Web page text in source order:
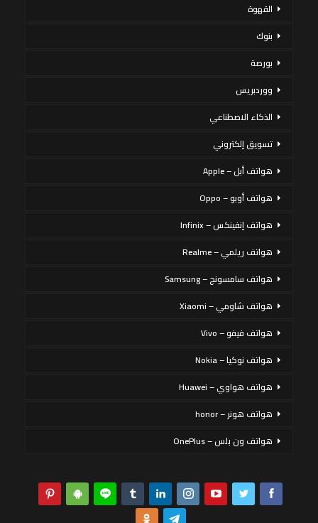
القهوة
بنوك
بورصة
ووردبريس
الذكاء الاصطناعي
تسويق إلكتروني
هواتف أبل – Apple
هواتف أوبو – Oppo
هواتف إنفينكس – Infinix
هواتف ريلمي – Realme
هواتف سامسونج – Samsung
هواتف شاومي – Xiaomi
هواتف فيفو – Vivo
هواتف نوكيا – Nokia
هواتف هواوي – Huawei
هواتف هونر – honor
هواتف ون بلس – OnePlus